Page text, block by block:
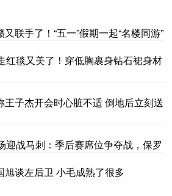
联手了！“五一”假期一起“名楼同游”
红毯又美了！穿低胸裹身钻石裙身材
王子杰开会时心脏不适 倒地后立刻送
迎战马刺：季后赛席位争夺战，保罗
谈左后卫 小毛成熟了很多